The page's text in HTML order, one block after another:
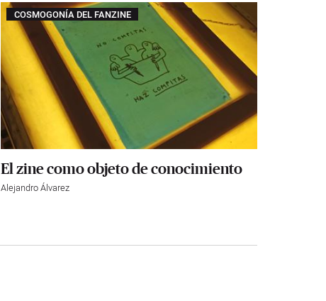
COSMOGONÍA DEL FANZINE
El zine como objeto de conocimiento
Alejandro Álvarez